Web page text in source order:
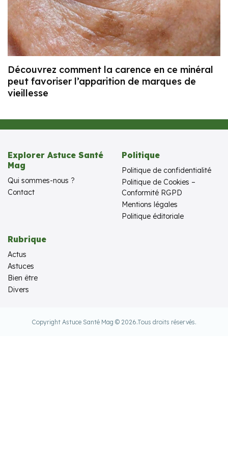
Découvrez comment la carence en ce minéral
peut favoriser l’apparition de marques de
vieillesse
Explorer Astuce Santé
Mag
Qui sommes-nous ?
Contact
Politique
Politique de confidentialité
Politique de Cookies –
Conformité RGPD
Mentions légales
Politique éditoriale
Rubrique
Actus
Astuces
Bien être
Divers
Copyright Astuce Santé Mag © 2026.Tous droits réservés.